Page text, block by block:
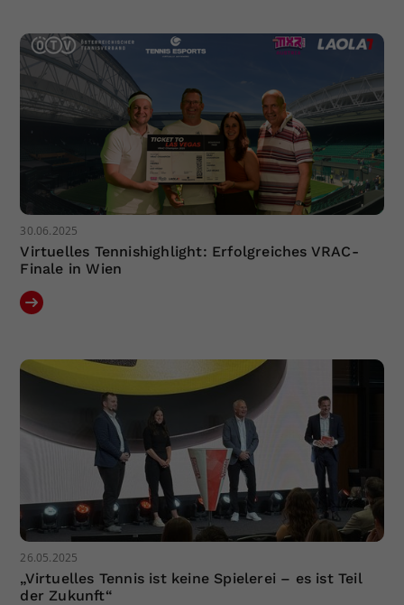
30.06.2025
Virtuelles Tennishighlight: Erfolgreiches VRAC-
Finale in Wien
26.05.2025
„Virtuelles Tennis ist keine Spielerei – es ist Teil
der Zukunft“